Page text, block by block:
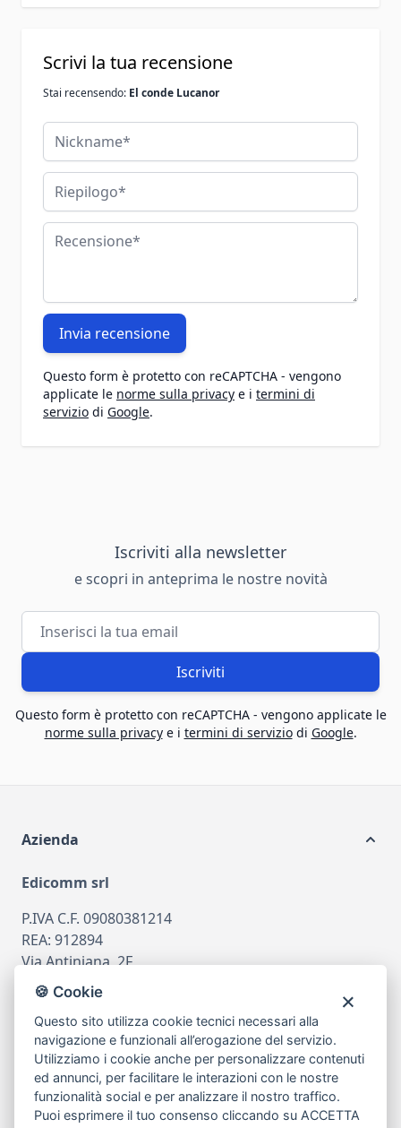
Scrivi la tua recensione
Stai recensendo: El conde Lucanor
Nickname
Riepilogo
Recensione
Invia recensione
Questo form è protetto con reCAPTCHA - vengono
applicate le norme sulla privacy e i termini di
servizio di Google.
Iscriviti alla newsletter
e scopri in anteprima le nostre novità
Indirizzo email
Iscriviti
Questo form è protetto con reCAPTCHA - vengono applicate le
norme sulla privacye i termini di serviziodi Google.
Azienda
Edicomm srl
P.IVA C.F. 09080381214
REA: 912894
Via Antiniana, 2F
80078 Pozzuoli
tel081.7515380
emailinfo@edicomm.it
Assistenza Clienti
🍪 Cookie
Questo sito utilizza cookie tecnici necessari alla
navigazione e funzionali all’erogazione del servizio.
Utilizziamo i cookie anche per personalizzare contenuti
ed annunci, per facilitare le interazioni con le nostre
funzionalità social e per analizzare il nostro traffico.
Puoi esprimere il tuo consenso cliccando su ACCETTA